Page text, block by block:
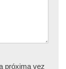
próxima vez